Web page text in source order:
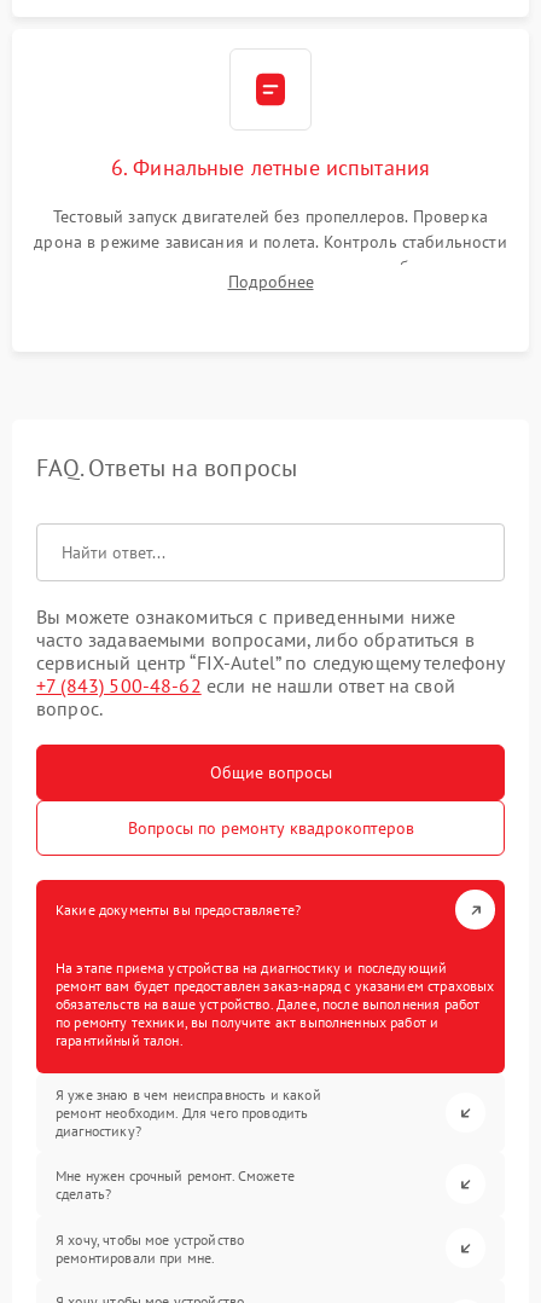
6. Финальные летные испытания
Тестовый запуск двигателей без пропеллеров. Проверка
дрона в режиме зависания и полета. Контроль стабильности
удержания точки, качества передачи видео, работы системы
возврата домой (RTH) и дальности радиосвязи.
Подробнее
FAQ. Ответы на вопросы
Вы можете ознакомиться с приведенными ниже
часто задаваемыми вопросами, либо обратиться в
сервисный центр “FIX-Autel” по следующему телефону
+7 (843) 500-48-62 если не нашли ответ на свой
вопрос.
Общие вопросы
Вопросы по ремонту квадрокоптеров
Какие документы вы предоставляете?
На этапе приема устройства на диагностику и последующий
ремонт вам будет предоставлен заказ-наряд с указанием страховых
обязательств на ваше устройство. Далее, после выполнения работ
по ремонту техники, вы получите акт выполненных работ и
гарантийный талон.
Я уже знаю в чем неисправность и какой
ремонт необходим. Для чего проводить
диагностику?
Мне нужен срочный ремонт. Сможете
сделать?
Я хочу, чтобы мое устройство
ремонтировали при мне.